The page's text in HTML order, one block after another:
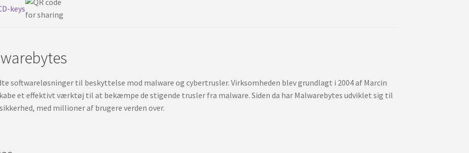
keys
softwareløsninger til beskyttelse mod malware og cybertrusler. Virksomheden blev grundlagt i 2004 af Marcin
et effektivt værktøj til at bekæmpe de stigende trusler fra malware. Siden da har Malwarebytes udviklet sig til
med millioner af brugere verden over.